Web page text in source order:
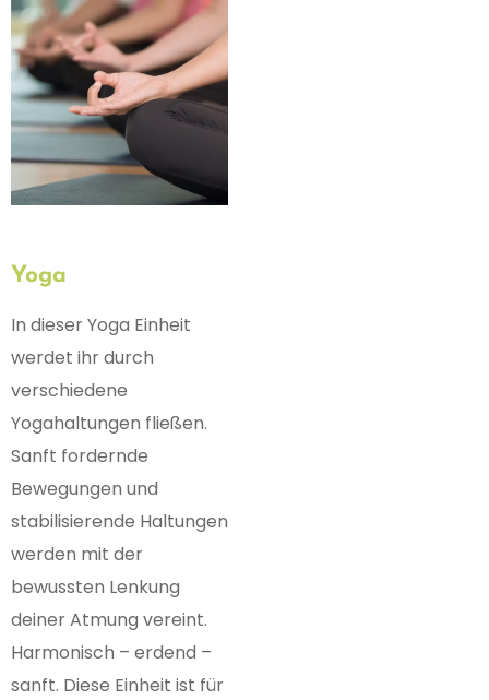
Yoga
In dieser Yoga Einheit
werdet ihr durch
verschiedene
Yogahaltungen fließen.
Sanft fordernde
Bewegungen und
stabilisierende Haltungen
werden mit der
bewussten Lenkung
deiner Atmung vereint.
Harmonisch – erdend –
sanft. Diese Einheit ist für